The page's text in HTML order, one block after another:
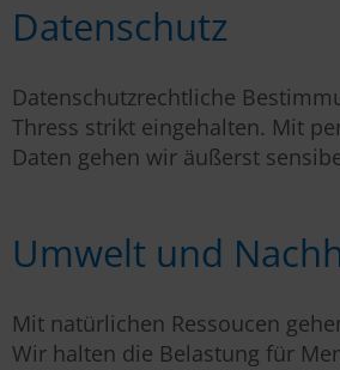
Datenschutz
Datenschutzrechtliche
Thress strikt eingehalten. Mit
Daten gehen wir äußerst
Umwelt und
Mit natürlichen Ressoucen
Wir halten die Belastung für